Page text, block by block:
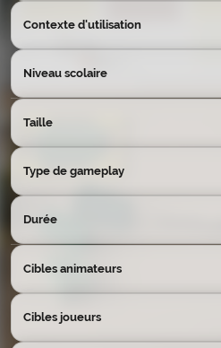
Contexte d'utilisation
Niveau scolaire
Taille
Type de gameplay
Durée
Cibles animateurs
Cibles joueurs